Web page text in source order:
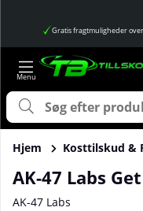
Gratis fragtmuligheder
Hjem Kosttilskud &
AK-47 Labs
AK-47 Labs